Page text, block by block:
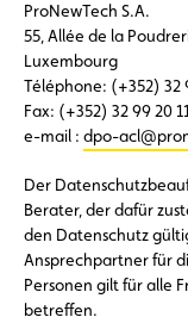
ProNewTech S.A.
55, Allée de la
Luxembourg
Téléphone: (+352) 32
Fax: (+352) 32 99 20 11
e-mail : dpo-
Der
Berater, der dafür
den Datenschutz
Ansprechpartner für
Personen gilt für alle
betreffen.